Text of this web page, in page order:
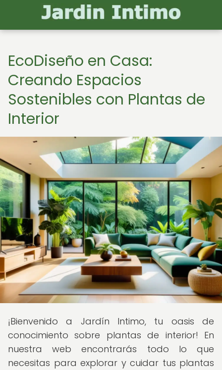
EcoDiseño en Casa:
Creando Espacios
Sostenibles con Plantas de
Interior
¡Bienvenido a Jardín Intimo, tu oasis de
conocimiento sobre plantas de interior! En
nuestra web encontrarás todo lo que
necesitas para explorar y cuidar tus plantas